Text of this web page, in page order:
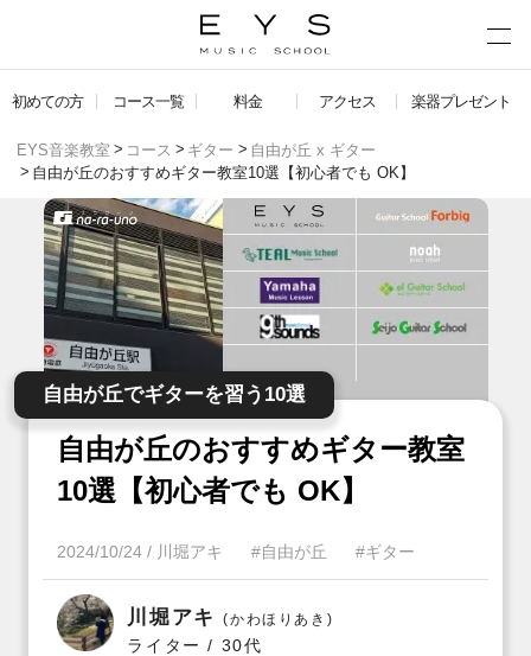
初めての方 コース一覧 料金 アクセス 楽器プレゼント
EYS音楽教室 コース ギター
自由が丘 x ギター
自由が丘のおすすめギター教室10選【初心者でも OK】
自由が丘のおすすめギター教室
10選【初心者でも OK】
自由が丘でギターを習う10選
2024/10/24/ 川堀アキ #自由が丘 #ギター
川堀アキ(かわほりあき)
ライター / 30代